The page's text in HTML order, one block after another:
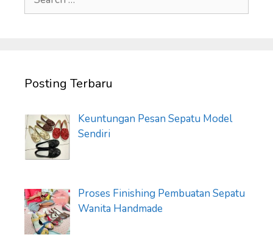
for:
Posting Terbaru
Keuntungan Pesan Sepatu Model
Sendiri
Proses Finishing Pembuatan Sepatu
Wanita Handmade